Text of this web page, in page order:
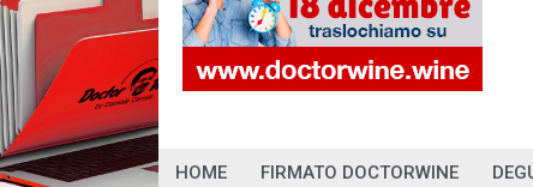
HOME FIRMATO DOCTORWINE